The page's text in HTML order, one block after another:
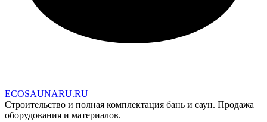
ECOSAUNARU.RU
Строительство и полная комплектация бань и саун. Продажа
оборудования и материалов.